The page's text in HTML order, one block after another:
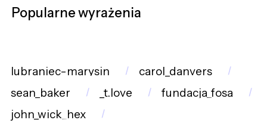
Popularne wyrażenia
lubraniec-marysin
carol_danvers
sean_baker
_t.love
fundacja_fosa
john_wick_hex